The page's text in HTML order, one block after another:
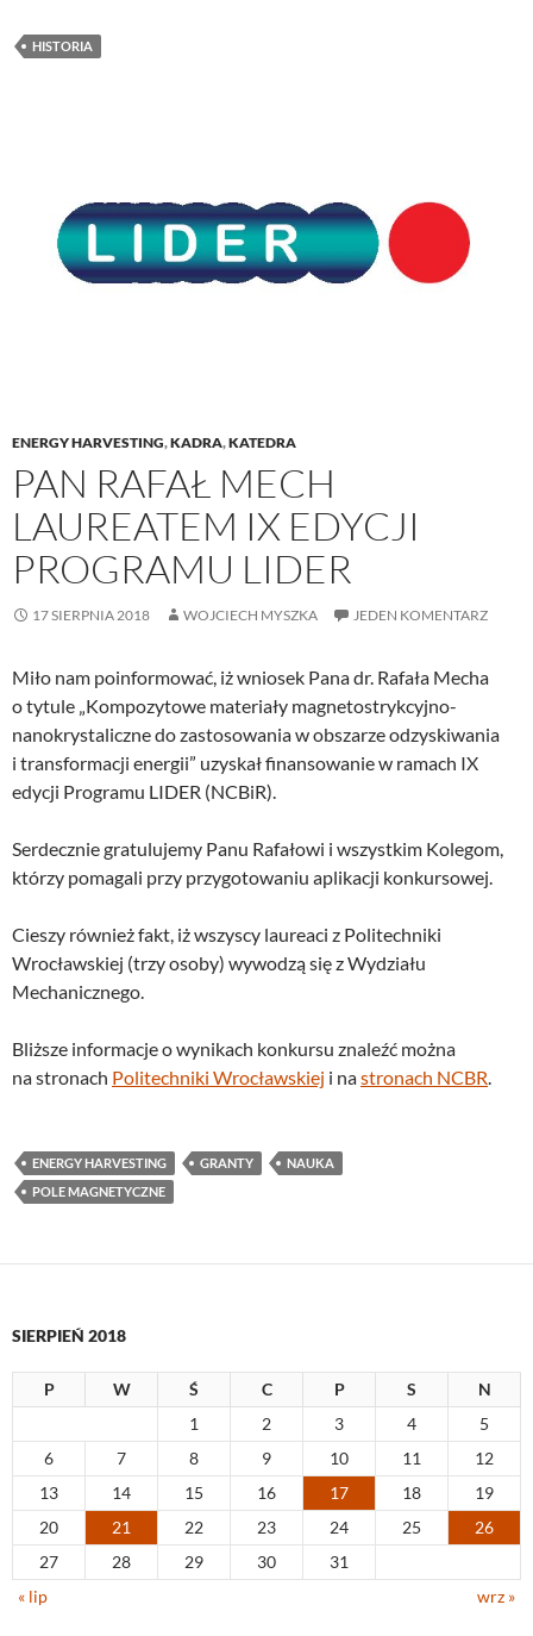
HISTORIA
ENERGY HARVESTING,KADRA,KATEDRA
PAN RAFAŁ MECH
LAUREATEM IX EDYCJI
PROGRAMU LIDER
17 SIERPNIA 2018 WOJCIECH MYSZKA JEDEN KOMENTARZ
Miło nam poinformować, iż wniosek Pana dr. Rafała Mecha
o tytule „Kompozytowe materiały magnetostrykcyjno-
nanokrystaliczne do zastosowania w obszarze odzyskiwania
i transformacji energii” uzyskał finansowanie w ramach IX
edycji Programu LIDER (NCBiR).
Serdecznie gratulujemy Panu Rafałowi i wszystkim Kolegom,
którzy pomagali przy przygotowaniu aplikacji konkursowej.
Cieszy również fakt, iż wszyscy laureaci z Politechniki
Wrocławskiej (trzy osoby) wywodzą się z Wydziału
Mechanicznego.
Bliższe informacje o wynikach konkursu znaleźć można
na stronach Politechniki Wrocławskiej i nastronach NCBR.
ENERGY HARVESTING GRANTY
NAUKA
POLE MAGNETYCZNE
SIERPIEŃ 2018
P W Ś C P S
N
1
2 3 4
5
6
7 8 9 10 11
12
13
14 15 16 17 18
19
20
21 22 23 24 25
26
27
28 29 30
31
« lip
wrz »